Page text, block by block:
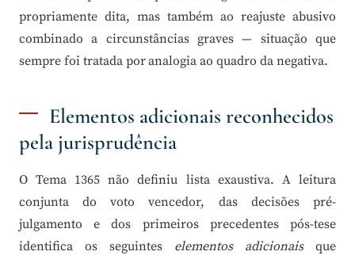
propriamente dita, mas também ao reajuste abusivo
combinado a circunstâncias graves — situação que
sempre foi tratada por analogia ao quadro da negativa.
Elementos adicionais reconhecidos
pela jurisprudência
O Tema 1365 não definiu lista exaustiva. A leitura
conjunta do voto vencedor, das decisões pré-
julgamento e dos primeiros precedentes pós-tese
identifica os seguintes elementos adicionaisque